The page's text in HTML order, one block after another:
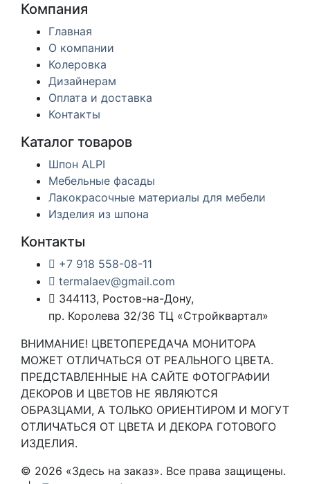
Компания
Главная
О компании
Колеровка
Дизайнерам
Оплата и доставка
Контакты
Каталог товаров
Шпон ALPI
Мебельные фасады
Лакокрасочные материалы для мебели
Изделия из шпона
Контакты
+7 918 558-08-11
termalaev@gmail.com
344113, Ростов-на-Дону,
пр. Королева 32/36 ТЦ «Стройквартал»
ВНИМАНИЕ! ЦВЕТОПЕРЕДАЧА МОНИТОРА
МОЖЕТ ОТЛИЧАТЬСЯ ОТ РЕАЛЬНОГО ЦВЕТА.
ПРЕДСТАВЛЕННЫЕ НА САЙТЕ ФОТОГРАФИИ
ДЕКОРОВ И ЦВЕТОВ НЕ ЯВЛЯЮТСЯ
ОБРАЗЦАМИ, А ТОЛЬКО ОРИЕНТИРОМ И МОГУТ
ОТЛИЧАТЬСЯ ОТ ЦВЕТА И ДЕКОРА ГОТОВОГО
ИЗДЕЛИЯ.
© 2026 «Здесь на заказ». Все права защищены.